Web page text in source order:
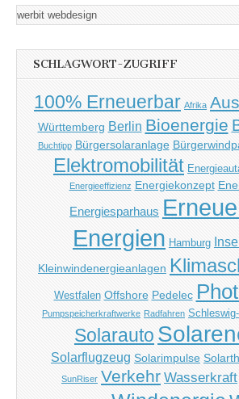
werbit webdesign
SCHLAGWORT-ZUGRIFF
100% Erneuerbar Afrika
Württemberg Berlin Bioenergie
Buchtipp Bürgersolaranlage
Elektromobilität
Energieeffizienz Energiekonzept
Energiesparhaus
Energien Hamburg
Kleinwindenergieanlagen
Westfalen Offshore Pedelec
Pumpspeicherkraftwerke Radfahren
Solarauto
Solarflugzeug Solarimpulse
SunRiser Verkehr Wasserkraft